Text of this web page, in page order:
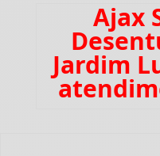
Ajax
Jardim